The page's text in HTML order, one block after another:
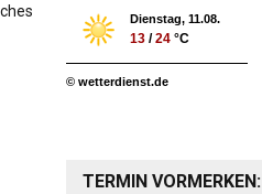
Dienstag, 11.08.
13 /24 °C
© wetterdienst.de
TERMIN VORMERKEN: